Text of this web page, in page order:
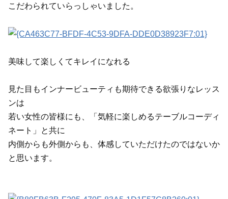
こだわられていらっしゃいました。
美味して楽しくてキレイになれる
見た目もインナービューティも期待できる欲張りなレッス
ンは
若い女性の皆様にも、「気軽に楽しめるテーブルコーディ
ネート」と共に
内側からも外側からも、体感していただけたのではないか
と思います。